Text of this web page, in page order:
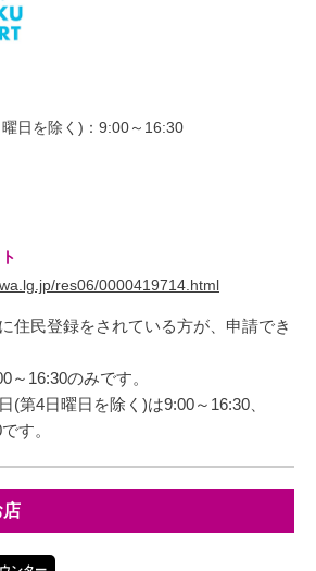
日を除く)：9:00～16:30
res06/0000419714.html
住民登録をされている方が、申請でき
～16:30のみです。
(第4日曜日を除く)は9:00～16:30、
す。
店